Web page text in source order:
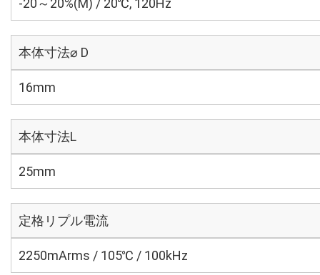
-20～20%(M) / 20℃, 120Hz
本体寸法⌀ D
16mm
本体寸法L
25mm
定格リプル電流
2250mArms / 105℃ / 100kHz